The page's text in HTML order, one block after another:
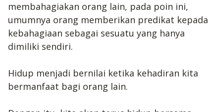
membahagiakan orang lain, pada poin ini,
umumnya orang memberikan predikat kepada
kebahagiaan sebagai sesuatu yang hanya
dimiliki sendiri.
Hidup menjadi bernilai ketika kehadiran kita
bermanfaat bagi orang lain.